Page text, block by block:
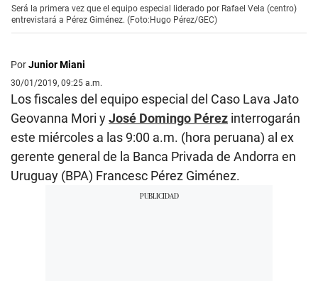
Será la primera vez que el equipo especial liderado por Rafael Vela (centro)
entrevistará a Pérez Giménez. (Foto:Hugo Pérez/GEC)
PorJunior Miani
30/01/2019, 09:25 a.m.
Los fiscales del equipo especial del Caso Lava Jato
Geovanna Mori yJosé Domingo Pérez interrogarán
este miércoles a las 9:00 a.m. (hora peruana) al ex
gerente general de la Banca Privada de Andorra en
Uruguay (BPA) Francesc Pérez Giménez.